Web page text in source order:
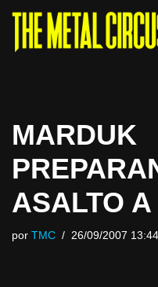
Saltar
MARDUK
ASALTO
por TMC 26/09/2007 13:44